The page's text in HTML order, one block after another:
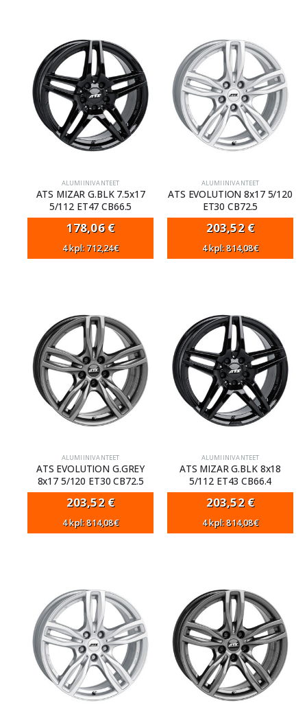
ALUMIINIVANTEET
ATS MIZAR G.BLK 7.5x17
5/112 ET47 CB66.5
178,06€
4 kpl: 712,24€
ALUMIINIVANTEET
ATS EVOLUTION 8x17 5/120
ET30 CB72.5
203,52 €
4 kpl: 814,08€
ALUMIINIVANTEET
ATS EVOLUTION G.GREY
8x17 5/120 ET30 CB72.5
203,52 €
4 kpl: 814,08€
ALUMIINIVANTEET
ATS MIZAR G.BLK 8x18
5/112 ET43 CB66.4
203,52 €
4 kpl: 814,08€